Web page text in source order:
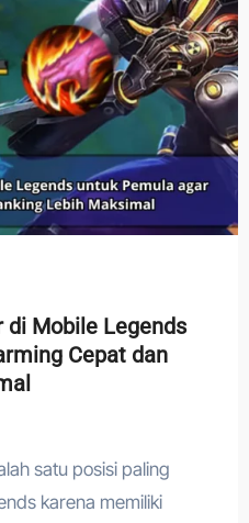
di Mobile Legends
Cepat dan
karena memiliki